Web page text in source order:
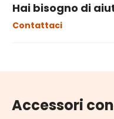
Hai bisogno di
Contattaci
Accessori